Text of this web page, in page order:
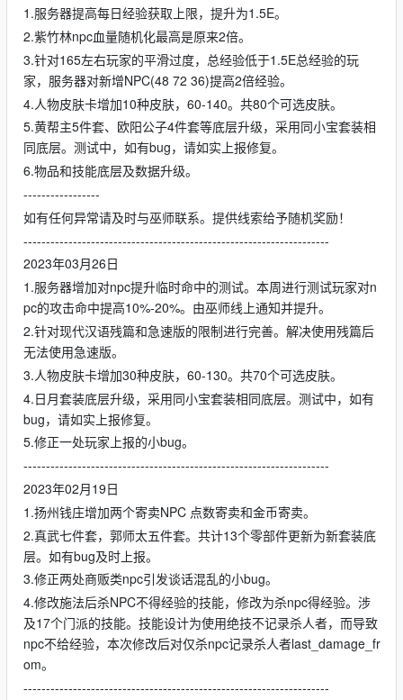
1.服务器提高每日经验获取上限，提升为1.5E。
2.紫竹林npc血量随机化最高是原来2倍。
3.针对165左右玩家的平滑过度，总经验低于1.5E总经验的玩
家，服务器对新增NPC(48 72 36)提高2倍经验。
4.人物皮肤卡增加10种皮肤，60-140。共80个可选皮肤。
5.黄帮主5件套、欧阳公子4件套等底层升级，采用同小宝套装相
同底层。测试中，如有bug，请如实上报修复。
6.物品和技能底层及数据升级。
-----------------
如有任何异常请及时与巫师联系。提供线索给予随机奖励！
--------------------------------------------------------------------
2023年03月26日
1.服务器增加对npc提升临时命中的测试。本周进行测试玩家对n
pc的攻击命中提高10%-20%。由巫师线上通知并提升。
2.针对现代汉语残篇和急速版的限制进行完善。解决使用残篇后
无法使用急速版。
3.人物皮肤卡增加30种皮肤，60-130。共70个可选皮肤。
4.日月套装底层升级，采用同小宝套装相同底层。测试中，如有
bug，请如实上报修复。
5.修正一处玩家上报的小bug。
--------------------------------------------------------------------
2023年02月19日
1.扬州钱庄增加两个寄卖NPC 点数寄卖和金币寄卖。
2.真武七件套，郭师太五件套。共计13个零部件更新为新套装底
层。如有bug及时上报。
3.修正两处商贩类npc引发谈话混乱的小bug。
4.修改施法后杀NPC不得经验的技能，修改为杀npc得经验。涉
及17个门派的技能。技能设计为使用绝技不记录杀人者，而导致
npc不给经验，本次修改后对仅杀npc记录杀人者last_damage_fr
om。
--------------------------------------------------------------------